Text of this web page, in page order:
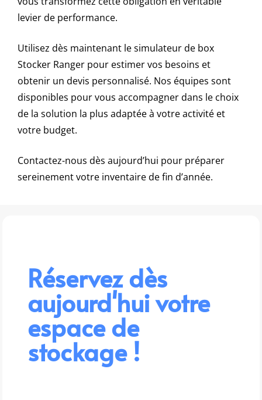
levier de performance.
Utilisez dès maintenant le simulateur de box
Stocker Ranger pour estimer vos besoins et
obtenir un devis personnalisé. Nos équipes sont
disponibles pour vous accompagner dans le choix
de la solution la plus adaptée à votre activité et
votre budget.
Contactez-nous dès aujourd’hui pour préparer
sereinement votre inventaire de fin d’année.
Réservez dès
aujourd'hui votre
espace de
stockage !